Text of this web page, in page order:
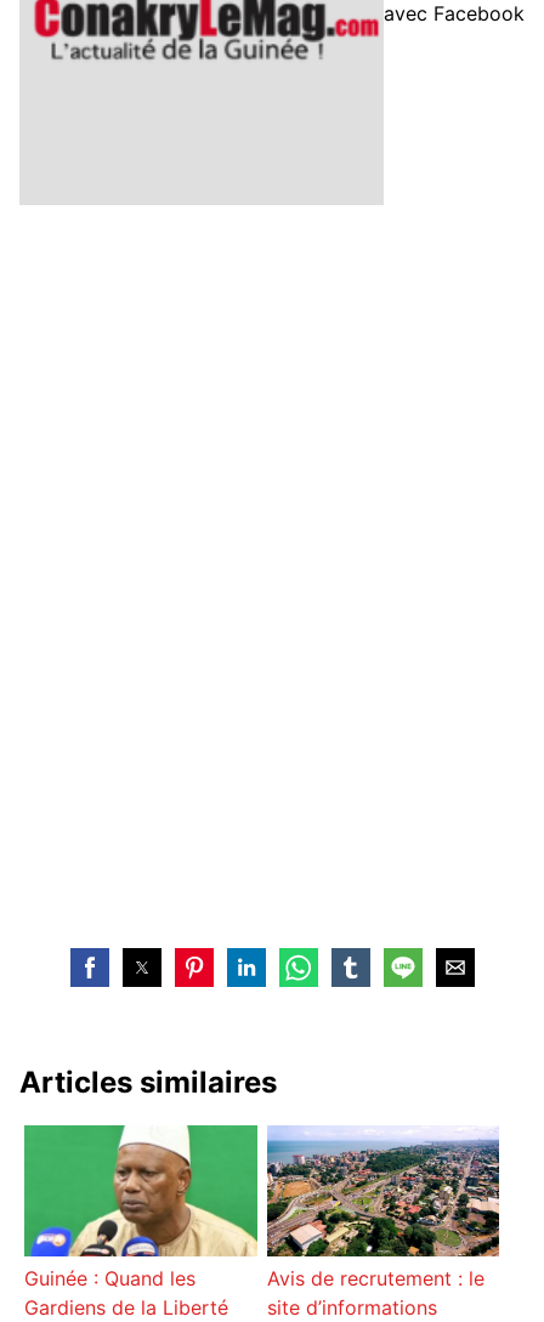
avec Facebook
Articles similaires
Guinée : Quand les
Gardiens de la Liberté
Avis de recrutement : le
site d’informations